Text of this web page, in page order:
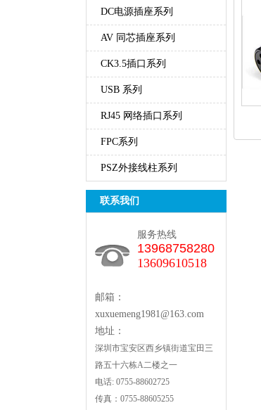
DC电源插座系列
AV同芯插座系列
CK3.5插口系列
USB系列
RJ45网络插口系列
FPC系列
PSZ外接线柱系列
联系我们
服务热线
13968758280
13609610518
邮箱：
xuxuemeng1981@163.com
地址：
深圳市宝安区西乡镇街道宝田三
路五十六栋A二楼之一
电话:0755-88602725
传真：0755-88605255